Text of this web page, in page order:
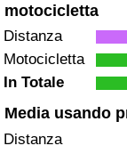
motocicletta
Distanza
Motocicletta
In Totale
Media usando
Distanza